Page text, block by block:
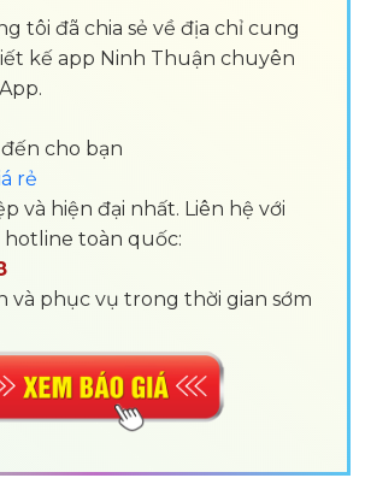
tôi đã chia sẻ về địa chỉ cung
kế app Ninh Thuận chuyên
cho bạn
rẻ
và hiện đại nhất. Liên hệ với
toàn quốc:
và phục vụ trong thời gian sớm